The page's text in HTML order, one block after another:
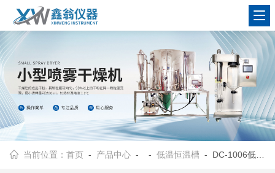
查看更多
当前位置：首页 - 产品中心 - -低温恒温槽 - DC-1006低温恒温槽DC-1006